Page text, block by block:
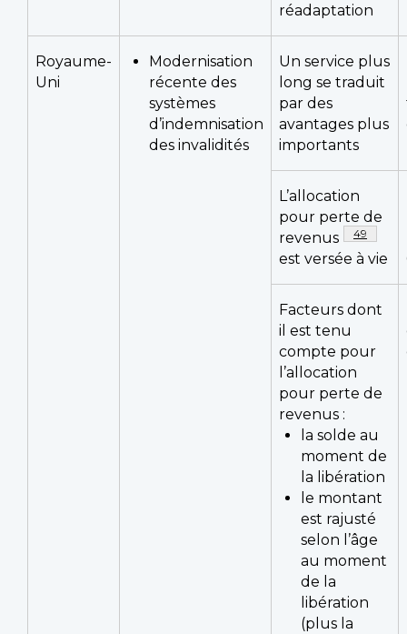
réadaptation
Royaume-
Uni
Modernisation
récente des
systèmes
d’indemnisation
des invalidités
Un service plus
long se traduit
par des
avantages plus
importants
L’allocation
pour perte de
revenus
Notes de
49
est versée à vie
Facteurs dont
il est tenu
compte pour
l’allocation
pour perte de
revenus :
la solde au
moment de
la libération
le montant
est rajusté
selon l’âge
au moment
de la
libération
(plus la